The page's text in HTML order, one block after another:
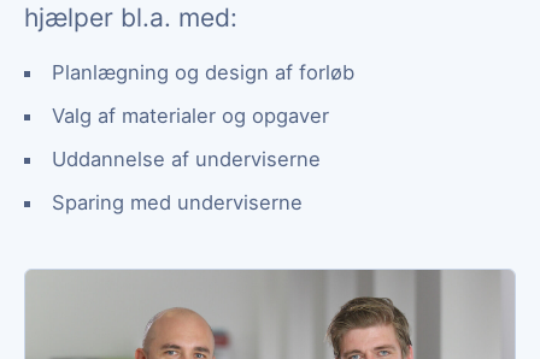
hjælper bl.a. med:
Planlægning og design af forløb
Valg af materialer og opgaver
Uddannelse af underviserne
Sparing med underviserne